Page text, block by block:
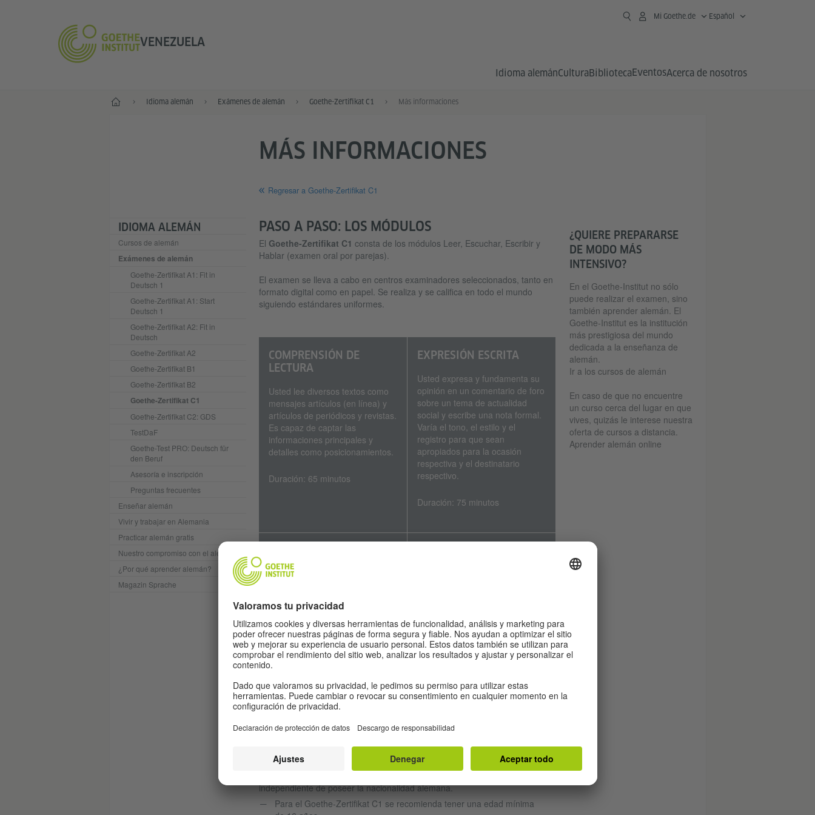
VENEZUELA
Mi Goethe.de Español
Idioma alemánCulturaBibliotecaEventosAcerca de nosotros
Inicio Idioma alemán Exámenes de alemán Goethe-Zertifikat C1 Más informaciones
IDIOMA ALEMÁN
Cursos de alemán
Exámenes de alemán
Goethe-Zertifikat A1: Fit in
Deutsch 1
Goethe-Zertifikat A1: Start
Deutsch 1
Goethe-Zertifikat A2: Fit in
Deutsch
Goethe-Zertifikat A2
Goethe-Zertifikat B1
Goethe-Zertifikat B2
Goethe-Zertifikat C1
Goethe-Zertifikat C2: GDS
TestDaF
Goethe-Test PRO: Deutsch für
den Beruf
Asesoría e inscripción
Preguntas frecuentes
Enseñar alemán
Vivir y trabajar en Alemania
Practicar alemán gratis
Nuestro compromiso con el alemán
¿Por qué aprender alemán?
Magazin Sprache
MÁS INFORMACIONES
Regresar a Goethe-Zertifikat C1
PASO A PASO: LOS MÓDULOS
El Goethe-Zertifikat C1 consta de los módulos Leer, Escuchar, Escribir y
Hablar (examen oral por parejas).
El examen se lleva a cabo en centros examinadores seleccionados, tanto en
formato digital como en papel. Se realiza y se califica en todo el mundo
siguiendo estándares uniformes.
COMPRENSIÓN DE
LECTURA
Usted lee diversos textos como
mensajes artículos (en línea) y
artículos de periódicos y revistas.
Es capaz de captar las
informaciones principales y
detalles como posicionamientos.
Duración: 65 minutos
EXPRESIÓN ESCRITA
Usted expresa y fundamenta su
opinión en un comentario de foro
sobre un tema de actualidad
social y escribe una nota formal.
Varía el tono, el estilo y el
registro para que sean
apropiados para la ocasión
respectiva y el destinatario
respectivo.
Duración: 75 minutos
Usted escucha un podcast, una
las declaraciones, información
individual y opiniones sobre
diversos temas.
Duración: 40 minutos aprox.
interlocutor/a. Además, ustedes
discuten un tema controvertido.
Duración: 20 minutos
CONDICIONES
Los exámenes del Goethe-Institut están a disposición de todos los
independiente de poseer la nacionalidad alemana.
Para el Goethe-Zertifikat C1 se recomienda tener una edad mínima
¿QUIERE PREPARARSE
DE MODO MÁS
INTENSIVO?
En el Goethe-Institut no sólo
puede realizar el examen, sino
también aprender alemán. El
Goethe-Institut es la institución
más prestigiosa del mundo
dedicada a la enseñanza de
alemán.
Ir a los cursos de alemán
En caso de que no encuentre
un curso cerca del lugar en que
vives, quizás le interese nuestra
oferta de cursos a distancia.
Aprender alemán online